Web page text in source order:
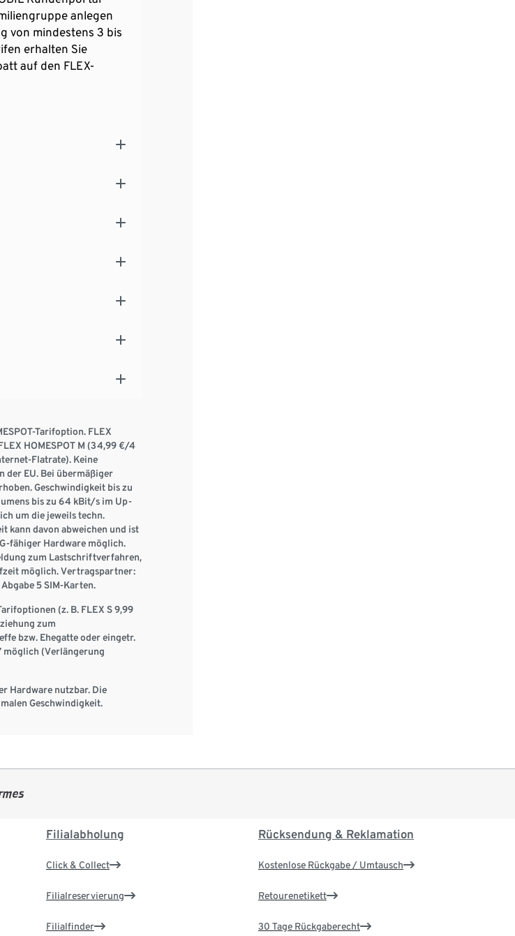
anlegen
von mindestens 3 bis
erhalten Sie
auf den FLEX-
Tarifoption. FLEX
HOMESPOT M (34,99 €/4
Flatrate). Keine
der EU. Bei übermäßiger
Geschwindigkeit bis zu
bis zu 64 kBit/s im Up-
um die jeweils techn.
kann davon abweichen und ist
fähiger Hardware möglich.
zum Lastschriftverfahren,
möglich. Vertragspartner:
5 SIM-Karten.
(z. B. FLEX S 9,99
zum
bzw. Ehegatte oder eingetr.
möglich (Verlängerung
Hardware nutzbar. Die
Geschwindigkeit.
Filialabholung
Click & Collect
Filialreservierung
Filialfinder
Rücksendung & Reklamation
Kostenlose Rückgabe / Umtausch
Retourenetikett
30 Tage Rückgaberecht